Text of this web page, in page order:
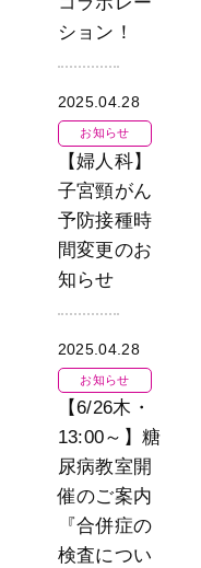
ション！
2025.04.28
お知らせ
【婦人科】
子宮頸がん
予防接種時
間変更のお
知らせ
2025.04.28
お知らせ
【6/26木・
13:00～】糖
尿病教室開
催のご案内
『合併症の
検査につい